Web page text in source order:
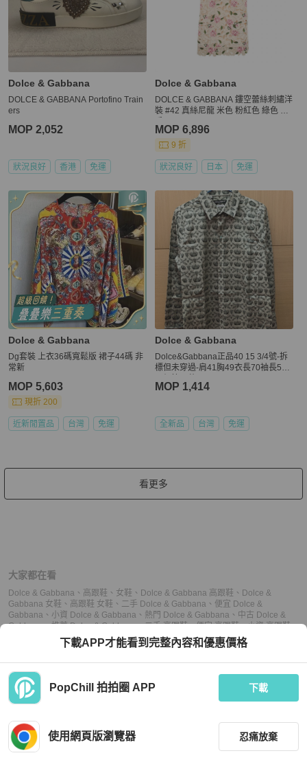
Dolce & Gabbana
DOLCE & GABBANA Portofino Train
ers
MOP 2,052
狀況良好 香港 免運
Dolce & Gabbana
DOLCE & GABBANA 鏤空蕾絲刺繡洋
裝 #42 真絲尼龍 米色 粉紅色 綠色 二
MOP 6,896
9 折
狀況良好 日本 免運
Dolce & Gabbana
Dg套裝 上衣36碼寬鬆版 裙子44碼 非
常新
MOP 5,603
現折 200
近新閒置品 台灣 免運
Dolce & Gabbana
Dolce&Gabbana正品40 15 3/4號-拆
標但未穿過-肩41胸49衣長70袖長59
MOP 1,414
全新品 台灣 免運
看更多
大家都在看
Dolce & Gabbana 、 高跟鞋 、 女鞋 、 Dolce & Gabbana 高跟鞋 、 Dolce &
Gabbana 女鞋 、 高跟鞋 女鞋 、 二手 Dolce & Gabbana 、 便宜 Dolce &
Gabbana 、 小資 Dolce & Gabbana 、 熱門 Dolce & Gabbana 、 中古 Dolce &
Gabbana、推薦 Dolce & Gabbana、二手 高跟鞋、便宜 高跟鞋、小資 高跟鞋、
中古 高跟鞋、 推薦 高跟鞋、二手 女鞋、便宜 女鞋、
中古 女鞋、 推薦 女鞋
下載APP才能看到完整內容和優惠價格
PopChill 拍拍圈 APP 下載
使用網頁版瀏覽器 忍痛放棄